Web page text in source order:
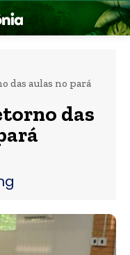
das aulas no pará
das